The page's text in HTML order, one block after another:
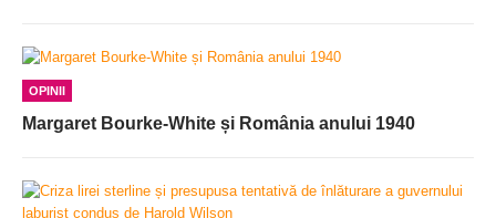
OPINII
Margaret Bourke-White și România anului 1940